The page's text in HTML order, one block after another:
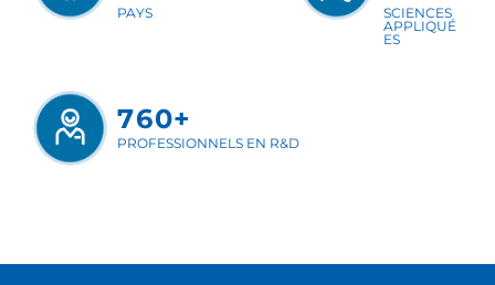
BASE DE
PRODUITS DISPONIBLES